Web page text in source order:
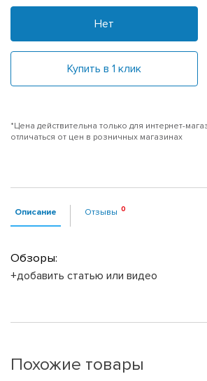
Нет
Купить в 1 клик
*Цена действительна только для интернет-
отличаться от цен в розничных магазинах
Описание Отзывы
Обзоры:
+добавить статью или видео
Похожие товары